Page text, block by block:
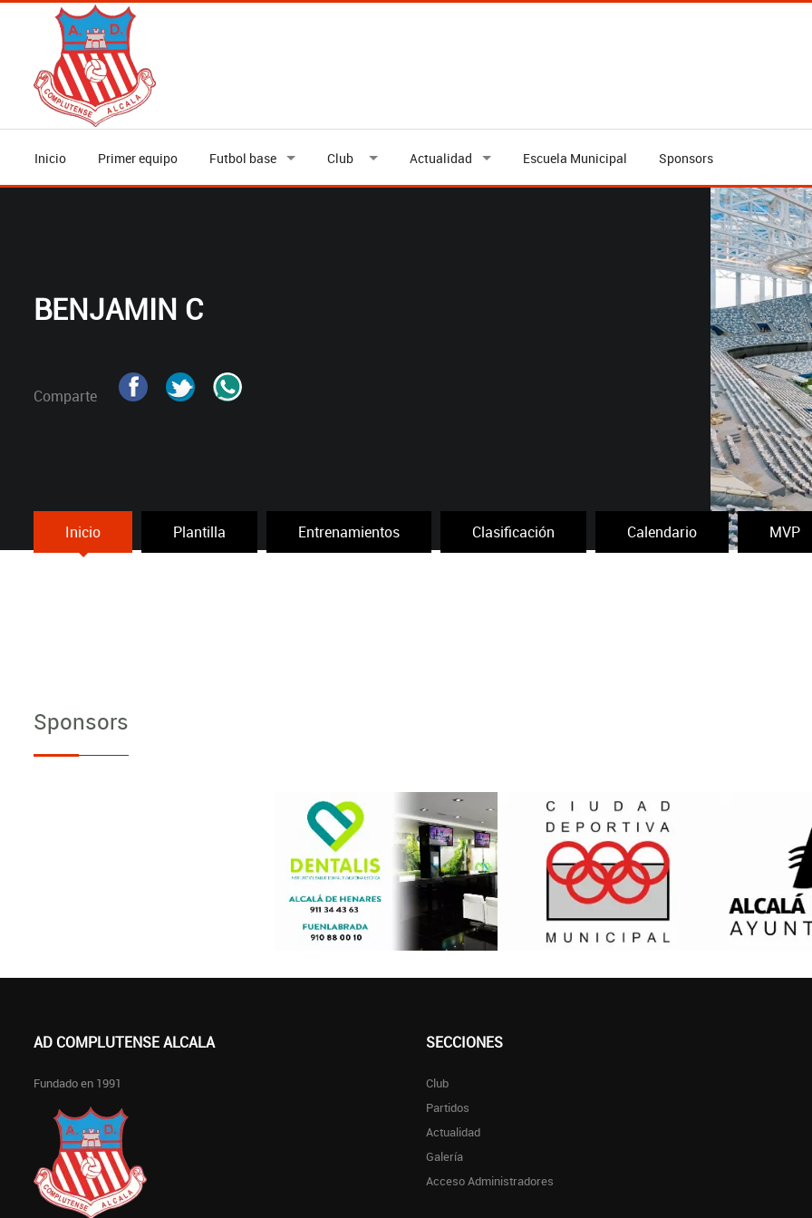
Inicio Primer equipo Futbol base Club Actualidad Escuela Municipal Sponsors
BENJAMIN C
Comparte
Inicio Plantilla Entrenamientos Clasificación Calendario MVP
Sponsors
AD COMPLUTENSE ALCALA
Fundado en 1991
SECCIONES
Club
Partidos
Actualidad
Galería
Acceso Administradores